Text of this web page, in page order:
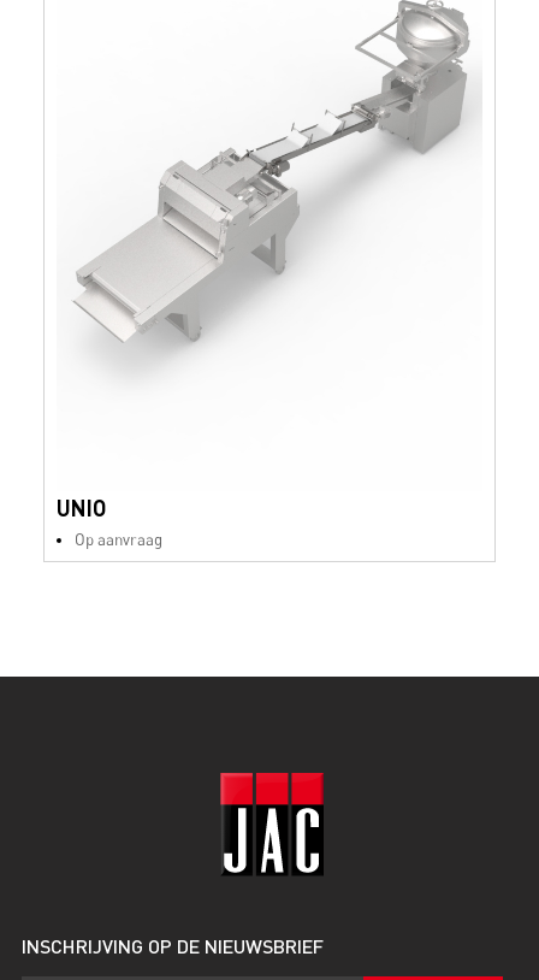
UNIO
Op aanvraag
INSCHRIJVING OP DE NIEUWSBRIEF